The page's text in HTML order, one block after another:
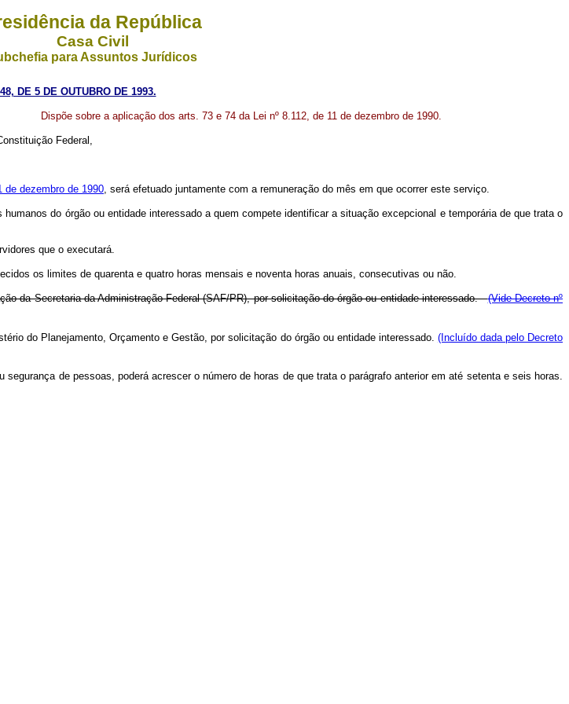
da República
Casa Civil
para Assuntos Jurídicos
DE 5 DE OUTUBRO DE 1993.
Dispõe sobre a aplicação dos arts. 73 e 74 da Lei nº 8.112, de 11 de dezembro de 1990.
Federal,
de dezembro de 1990, será efetuado juntamente com a remuneração do mês em que ocorrer este serviço.
do órgão ou entidade interessado a quem compete identificar a situação excepcional e temporária de que trata o
que o executará.
os limites de quarenta e quatro horas mensais e noventa horas anuais, consecutivas ou não.
da Secretaria da Administração Federal (SAF/PR), por solicitação do órgão ou entidade interessado.(Vide Decreto nº
do Planejamento, Orçamento e Gestão, por solicitação do órgão ou entidade interessado. (Incluído dada pelo Decreto
de pessoas, poderá acrescer o número de horas de que trata o parágrafo anterior em até setenta e seis horas.